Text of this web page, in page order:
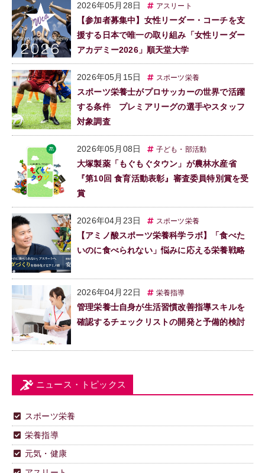
2026年05月28日 アスリート
【参加者募集中】女性リーダー・コーチを支
援する日本で唯一の取り組み「女性リーダー
アカデミー2026」順天堂大学
2026年05月15日 スポーツ栄養
スポーツ栄養士がプロサッカーの世界で活躍
する条件 プレミアリーグの選手やスタッフ
対象調査
2026年05月08日 子ども・部活動
大塚製薬「もぐもぐタウン」が農林水産省
『第10回 食育活動表彰』審査委員特別賞を受
賞
2026年04月23日 スポーツ栄養
【アミノ酸スポーツ栄養科学ラボ】「食べた
いのに食べられない」悩みに応える栄養戦略
2026年04月22日 栄養指導
管理栄養士自身が生活習慣改善指導スキルを
確認するチェックリストの開発と予備的検討
ニュース・トピックス
スポーツ栄養
栄養指導
元気・健康